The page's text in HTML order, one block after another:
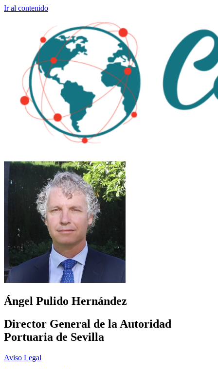
Ir al contenido
Ángel Pulido Hernández
Director General de la Autoridad
Portuaria de Sevilla
Aviso Legal